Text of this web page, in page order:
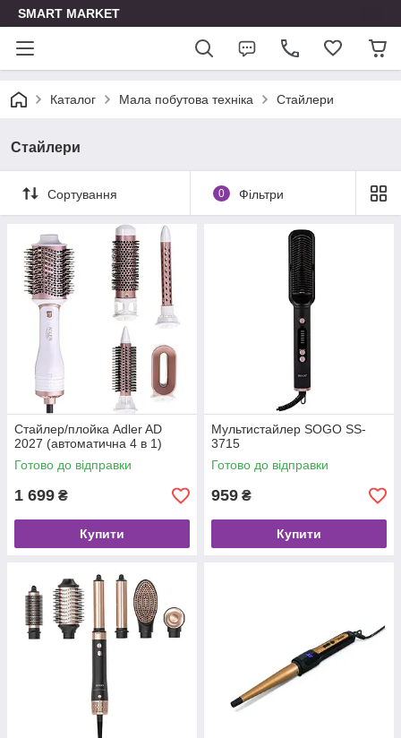
SMART MARKET
Каталог Мала побутова техніка Стайлери
Стайлери
Сортування 0 Фільтри
Стайлер/плойка Adler AD
2027 (автоматична 4 в 1)
Готово до відправки
1 699 ₴
Купити
Мультистайлер SOGO SS-
3715
Готово до відправки
959 ₴
Купити